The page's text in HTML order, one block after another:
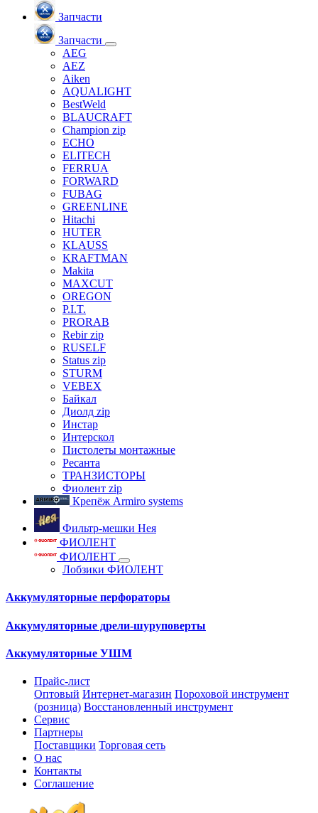
Запчасти
Запчасти
AEG
AEZ
Aiken
AQUALIGHT
BestWeld
BLAUCRAFT
Champion zip
ECHO
ELITECH
FERRUA
FORWARD
FUBAG
GREENLINE
Hitachi
HUTER
KLAUSS
KRAFTMAN
Makita
MAXCUT
OREGON
P.I.T.
PRORAB
Rebir zip
RUSELF
Status zip
STURM
VEBEX
Байкал
Диолд zip
Инстар
Интерскол
Пистолеты монтажные
Ресанта
ТРАНЗИСТОРЫ
Фиолент zip
Крепёж Armiro systems
Фильтр-мешки Нея
ФИОЛЕНТ
ФИОЛЕНТ
Лобзики ФИОЛЕНТ
Аккумуляторные перфораторы
Аккумуляторные дрели-шуруповерты
Аккумуляторные УШМ
Прайс-лист
Оптовый Интернет-магазин Пороховой инструмент
(розница) Восстановленный инструмент
Сервис
Партнеры
Поставщики Торговая сеть
О нас
Контакты
Соглашение